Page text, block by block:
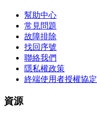
幫助中心
常見問題
故障排除
找回序號
聯絡我們
隱私權政策
終端使用者授權協定
資源